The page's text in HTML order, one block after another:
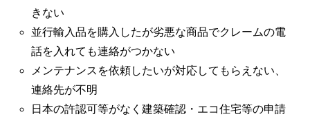
きない
並行輸入品を購入したが劣悪な商品でクレームの電
話を入れても連絡がつかない
メンテナンスを依頼したいが対応してもらえない、
連絡先が不明
日本の許認可等がなく建築確認・エコ住宅等の申請